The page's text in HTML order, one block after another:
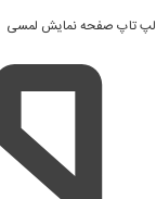
لپ تاپ صفحه نمایش لمسی